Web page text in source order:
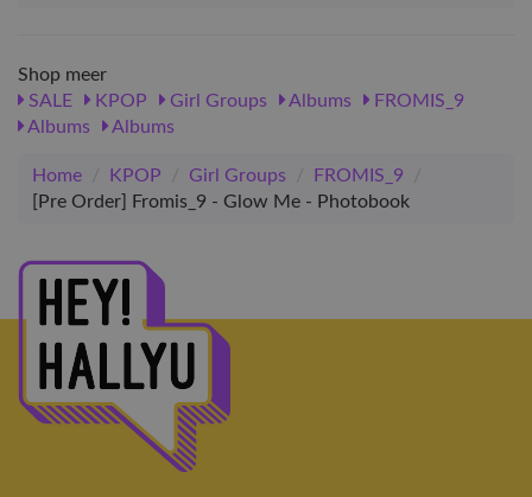
Shop meer
SALE
KPOP Girl Groups Albums
FROMIS_9
Albums
Albums
Home / KPOP / Girl Groups / FROMIS_9
/
[Pre Order] Fromis_9 - Glow Me - Photobook